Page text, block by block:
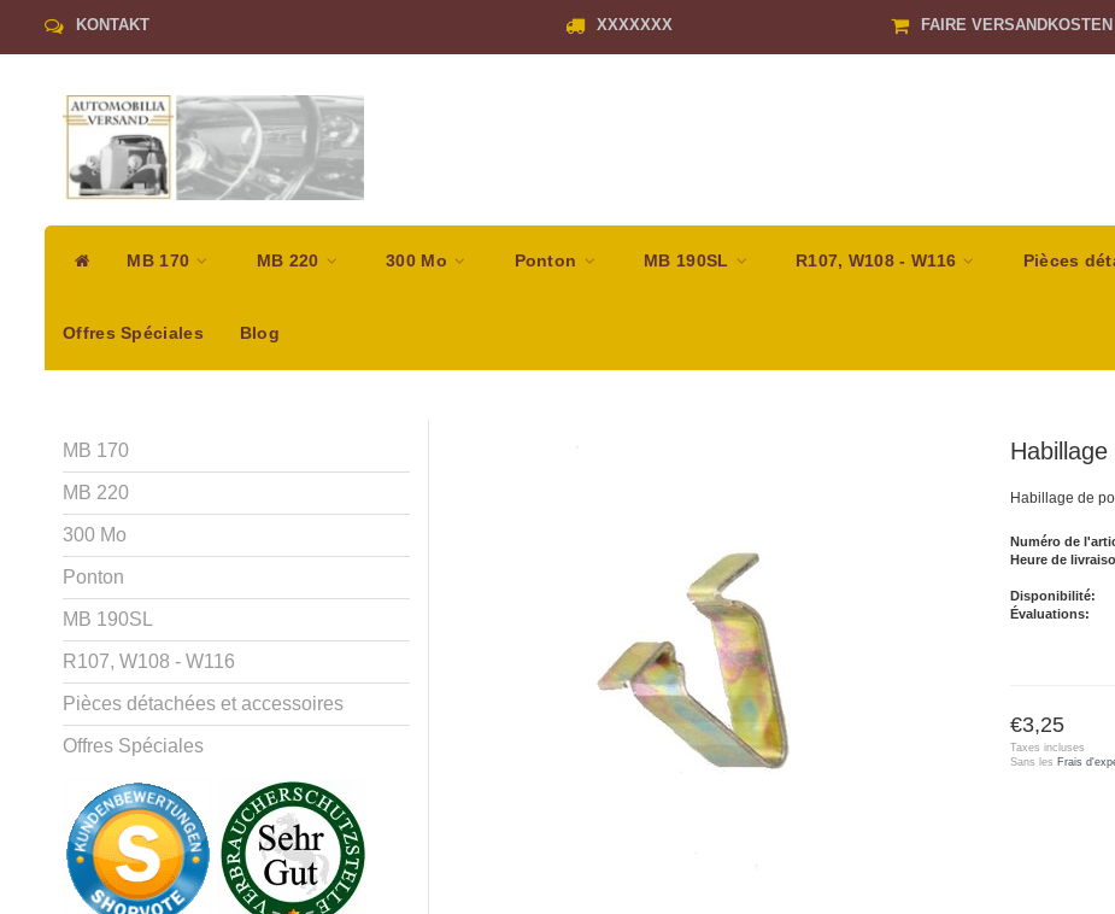
KONTAKT XXXXXXX FAIRE VERSANDKOSTEN
MB 170 MB 220 300 Mo Ponton MB 190SL R107, W108 - W116 Pièces
Offres Spéciales Blog
MB 170
MB 220
300 Mo
Ponton
MB 190SL
R107, W108 - W116
Pièces détachées et accessoires
Offres Spéciales
Habillage de
Numéro de
Heure de
Disponibilité:
Évaluations:
€3,25
Taxes incluses
Sans les Frais